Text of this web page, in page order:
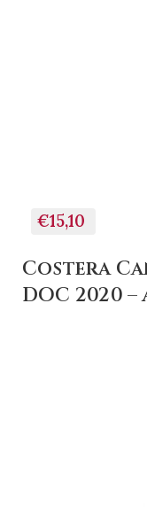
€15,10
Costera
DOC 2020